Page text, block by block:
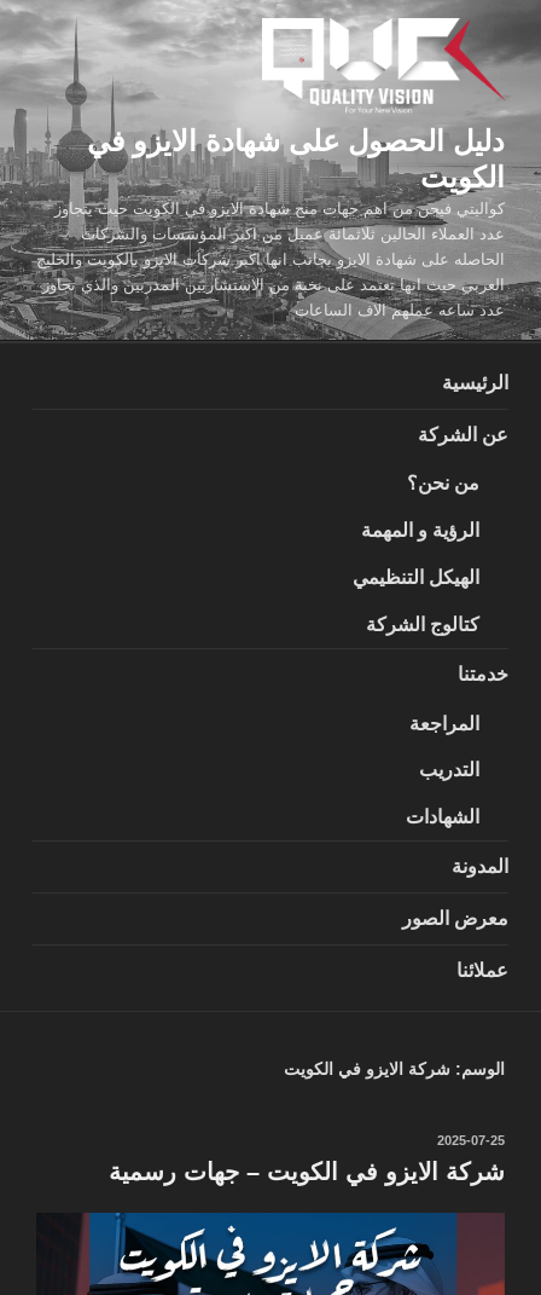
المحتوى
دليل الحصول على شهادة الايزو في
الكويت
كواليتي فيجن من اهم جهات منح شهادة الايزو في الكويت حيث يتجاوز
عدد العملاء الحالين ثلاثمائة عميل من اكبر المؤسسات والشركات
الحاصله على شهادة الايزو بجانب انها اكبر شركات الايزو بالكويت والخليج
العربي حيث انها تعتمد على نخبة من الاستشاريين المدربين والذي تجاوز
عدد ساعه عملهم الاف الساعات
الرئيسية
عن الشركة
من نحن؟
الرؤية و المهمة
الهيكل التنظيمي
كتالوج الشركة
خدمتنا
المراجعة
التدريب
الشهادات
المدونة
معرض الصور
عملائنا
الوسم: شركة الايزو في الكويت
نُشر
في
2025-07-25
شركة الايزو في الكويت – جهات رسمية